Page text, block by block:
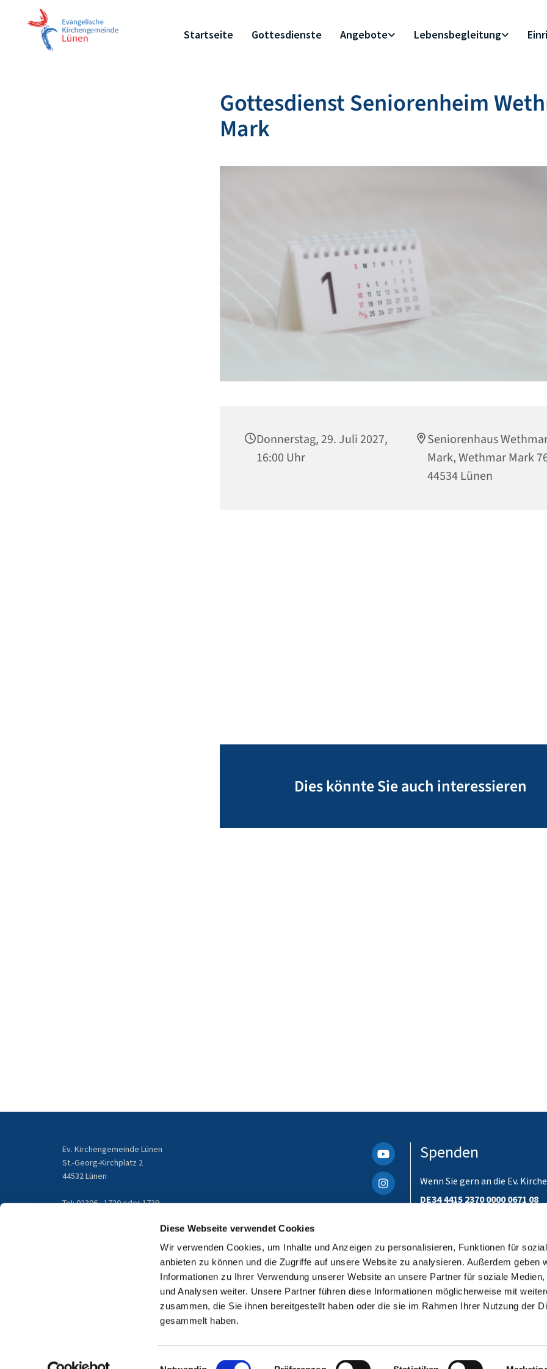
Diese Webseite verwendet Cookies
Wir verwenden Cookies, um Inhalte und Anzeigen zu personalisieren, Funktionen für
anbieten zu können und die Zugriffe auf unsere Website zu analysieren. Außerdem geben
Informationen zu Ihrer Verwendung unserer Website an unsere Partner für soziale Medien,
und Analysen weiter. Unsere Partner führen diese Informationen möglicherweise mit
zusammen, die Sie ihnen bereitgestellt haben oder die sie im Rahmen Ihrer Nutzung der
gesammelt haben.
Einwilligungsauswahl
Startseite Gottesdienste Angebote Lebensbegleitung
Gottesdienst Seniorenheim
Mark
Donnerstag, 29. Juli 2027,
16:00 Uhr
Seniorenhaus
Mark, Wethmar Mark
44534 Lünen
Dies könnte Sie auch interessieren
Ev. Kirchengemeinde Lünen
St.-Georg-Kirchplatz 2
44532 Lünen
Tel: 02306 - 1730 oder 1739
Spenden
Wenn Sie gern an die Ev.
DE34 4415 2370 0000 0671 08